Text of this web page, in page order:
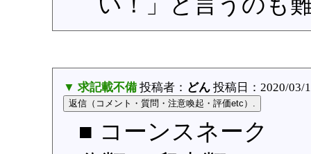
▼ 求記載不備投稿者： どん投稿日：2020/03/
■ コーンスネーク